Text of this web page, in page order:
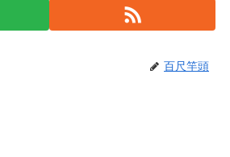
百尺竿頭